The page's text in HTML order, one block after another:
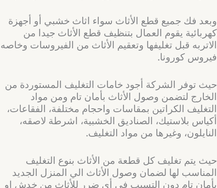
وبعد فك جميع قطع الأثاث سواء اثاث خشبي أو أجهزة
كهربائية يقوم العمال بتنظيف قطع الأثاث جيدا من
الاتربه قبل تغليفها وتعقيم الأثاث من الفيروسات وخاصه
فيروس كورونا.
حيث توفر الشركة أجود خامات التغليف المستوردة من
الخارج لتضمن وصول الأثاث بأمان تام ومن مواد
التغليف الكراتين بمقاسات واحجام مختلفة، الفقاعات،
أكياس بلاستيك، الصناديق الخشبية، اشرطة لاصقه،
النايلون، وغيرها من مواد التغليف.
حيث يتم تغليف كل قطعة من الأثاث بنوع التغليف
المناسب لها لضمان وصول الأثاث الي المنزل الجديد
بأمان تام دون التسبب في أي ضرر للأثاث من خدش او